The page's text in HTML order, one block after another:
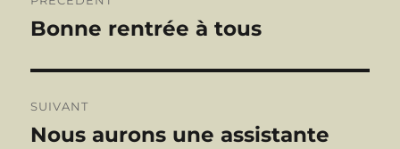
de
Publication
Bonne rentrée à tous
SUIVANT
Publication
Nous aurons une assistante